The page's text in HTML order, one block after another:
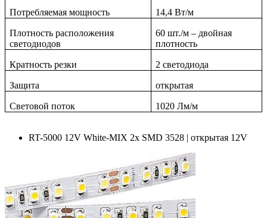
Потребляемая мощность 14,4 Вт/м
Плотность расположения
светодиодов
60 шт./м – двойная
плотность
Кратность резки 2 светодиода
Защита открытая
Световой поток 1020 Лм/м
RT-5000 12V White-MIX 2x SMD 3528 | открытая 12V